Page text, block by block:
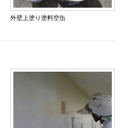
外壁上塗り塗料空缶